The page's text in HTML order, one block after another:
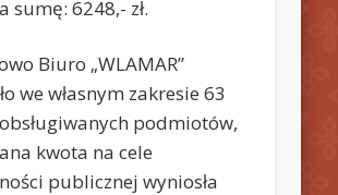
sumę: 6248,- zł.
Biuro „WLAMAR”
we własnym zakresie 63
podmiotów,
kwota na cele
publicznej wyniosła